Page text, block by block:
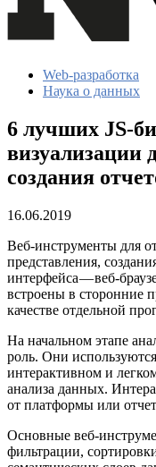
Web-разработка
Наука о данных
6 лучших JS-
визуализации
создания
16.06.2019
Веб-инструменты для
представления,
интерфейса — веб-
встроены в сторонние
качестве отдельной
На начальном этапе
роль. Они
интерактивном и
анализа данных.
от платформы или
Основные веб-
фильтрации,